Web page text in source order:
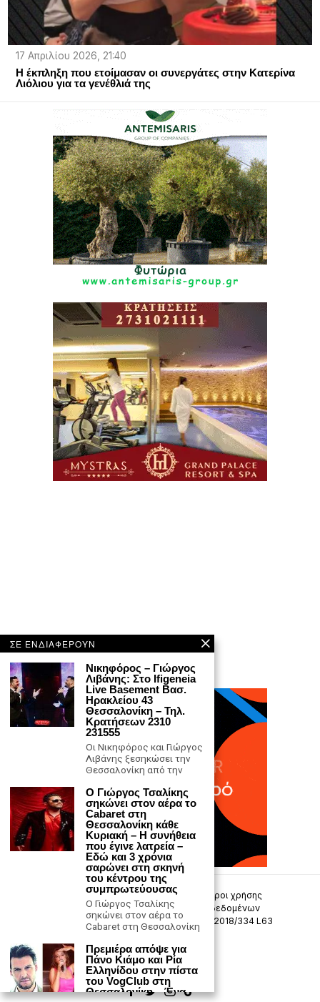
17 Απριλίου 2026, 21:40
Η έκπληξη που ετοίμασαν οι συνεργάτες στην Κατερίνα
Λιόλιου για τα γενέθλιά της
Επικοινωνία Πολιτική Απορρήτου
Όροι χρήσης
Πολιτική προστασίας προσωπικών δεδομένων
Δήλωση συμμόρφωσης -σύσταση (ΕΕ) 2018/334 L63
Μ.Η.Τ. 242033
ΣΕ ΕΝΔΙΑΦΕΡΟΥΝ
Νικηφόρος – Γιώργος
Λιβάνης: Στο Ifigeneia
Live Basement Βασ.
Ηρακλείου 43
Θεσσαλονίκη – Τηλ.
Κρατήσεων 2310
231555
Οι Νικηφόρος και Γιώργος
Λιβάνης ξεσηκώσει την
Θεσσαλονίκη από την
Ο Γιώργος Τσαλίκης
σηκώνει στον αέρα το
Cabaret στη
Θεσσαλονίκη κάθε
Κυριακή – Η συνήθεια
που έγινε λατρεία –
Εδώ και 3 χρόνια
σαρώνει στη σκηνή
του κέντρου της
συμπρωτεύουσας
Ο Γιώργος Τσαλίκης
σηκώνει στον αέρα το
Cabaret στη Θεσσαλονίκη
Πρεμιέρα απόψε για
Πάνο Κιάμο και Ρία
Ελληνίδου στην πίστα
του VogClub στη
Θεσσαλονίκη – Ένα